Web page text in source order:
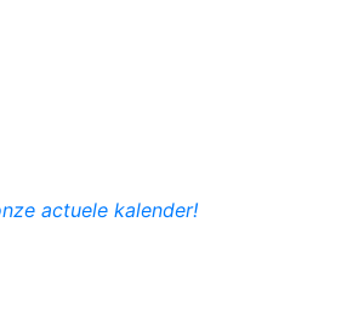
actuele kalender!